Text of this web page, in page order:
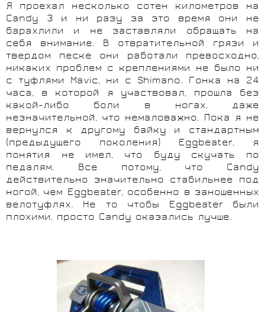
Я проехал несколько сотен километров на
Candy 3 и ни разу за это время они не
барахлили и не заставляли обращать на
себя внимание. В отвратительной грязи и
твердом песке они работали превосходно,
никаких проблем с креплениями не было ни
с туфлями Mavic, ни с Shimano. Гонка на 24
часа, в которой я участвовал, прошла без
какой-либо боли в ногах, даже
незначительной, что немаловажно. Пока я не
вернулся к другому байку и стандартным
(предыдущего поколения) Eggbeater, я
понятия не имел, что буду скучать по
педалям. Все потому, что Candy
действительно значительно стабильнее под
ногой, чем Eggbeater, особенно в заношенных
велотуфлях. Не то чтобы Eggbeater были
плохими, просто Candy оказались лучше.